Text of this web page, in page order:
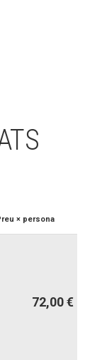
× persona
72,00 €